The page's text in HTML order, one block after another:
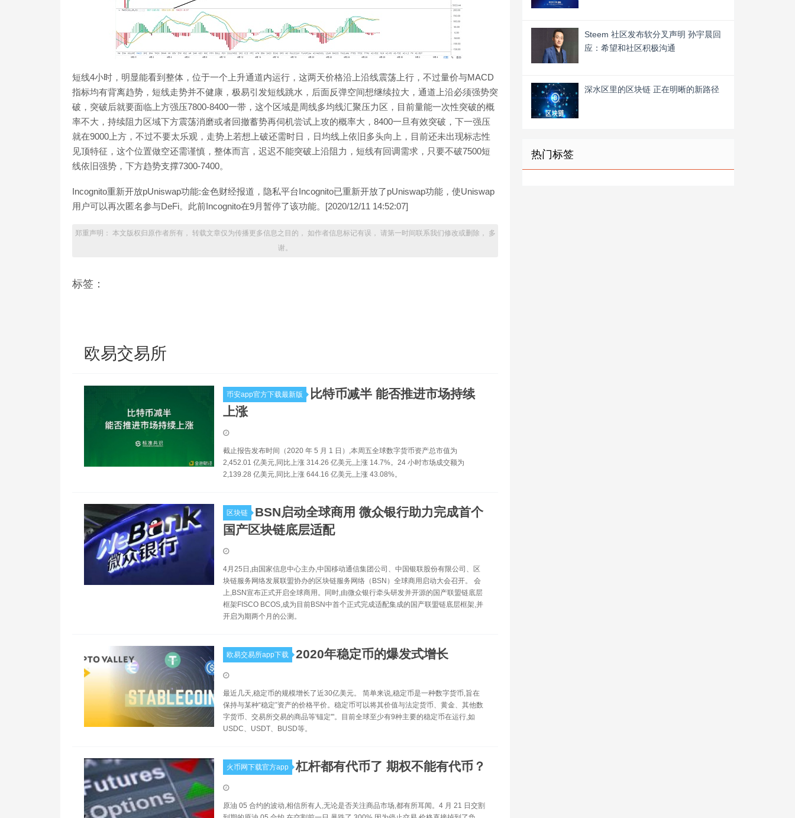
短线4小时，明显能看到整体，位于一个上升通道内运行，这两天价格沿上沿线震荡上行，不过量价与MACD
指标均有背离趋势，短线走势并不健康，极易引发短线跳水，后面反弹空间想继续拉大，通道上沿必须强势突
破，突破后就要面临上方强压7800-8400一带，这个区域是周线多均线汇聚压力区，目前量能一次性突破的概
率不大，持续阻力区域下方震荡消磨或者回撤蓄势再伺机尝试上攻的概率大，8400一旦有效突破，下一强压
就在9000上方，不过不要太乐观，走势上若想上破还需时日，日均线上依旧多头向上，目前还未出现标志性
见顶特征，这个位置做空还需谨慎，整体而言，迟迟不能突破上沿阻力，短线有回调需求，只要不破7500短
线依旧强势，下方趋势支撑7300-7400。
Incognito重新开放pUniswap功能:金色财经报道，隐私平台Incognito已重新开放了pUniswap功能，使Uniswap
用户可以再次匿名参与DeFi。此前Incognito在9月暂停了该功能。[2020/12/11 14:52:07]
郑重声明： 本文版权归原作者所有， 转载文章仅为传播更多信息之目的， 如作者信息标记有误， 请第一时间联系我们修改或删除， 多
谢。
标签：
欧易交易所
币安app官方下载最新版
比特币减半 能否推进市场持续
上涨
截止报告发布时间（2020 年 5 月 1 日）,本周五全球数字货币资产总市值为
2,452.01 亿美元,同比上涨 314.26 亿美元,上涨 14.7%。24 小时市场成交额为
2,139.28 亿美元,同比上涨 644.16 亿美元,上涨 43.08%。
区块链
BSN启动全球商用 微众银行助力完成首个
国产区块链底层适配
4月25日,由国家信息中心主办,中国移动通信集团公司、中国银联股份有限公司、区
块链服务网络发展联盟协办的区块链服务网络（BSN）全球商用启动大会召开。 会
上,BSN宣布正式开启全球商用。同时,由微众银行牵头研发并开源的国产联盟链底层
框架FISCO BCOS,成为目前BSN中首个正式完成适配集成的国产联盟链底层框架,并
开启为期两个月的公测。
欧易交易所app下载 2020年稳定币的爆发式增长
最近几天,稳定币的规模增长了近30亿美元。 简单来说,稳定币是一种数字货币,旨在
保持与某种“稳定”资产的价格平价。稳定币可以将其价值与法定货币、黄金、其他数
字货币、交易所交易的商品等'锚定'"。目前全球至少有9种主要的稳定币在运行,如
USDC、USDT、BUSD等。
火币网下载官方app 杠杆都有代币了 期权不能有代币？
原油 05 合约的波动,相信所有人,无论是否关注商品市场,都有所耳闻。4 月 21 日交割
Steem 社区发布软分叉声明 孙宇晨回
应：希望和社区积极沟通
深水区里的区块链 正在明晰的新路径
热门标签